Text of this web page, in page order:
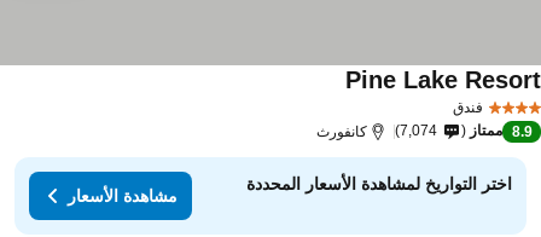
فندق
Pine Lake
8.9 ممتاز 7,074 كانفورث
اختر التواريخ لمشاهدة الأسعار المحددة
مشاهدة الأسعار